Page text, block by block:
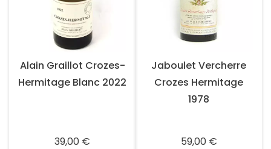
Alain Graillot Crozes-
Hermitage Blanc 2022
39,00 €
Jaboulet Vercherre
Crozes Hermitage
1978
59,00 €Prix